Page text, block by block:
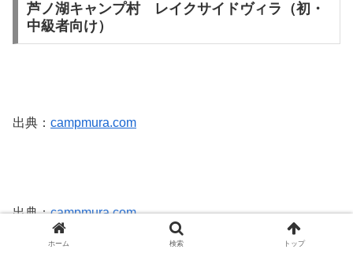
芦ノ湖キャンプ村 レイクサイドヴィラ（初・
中級者向け）
出典： campmura.com
出典：campmura.com
ホーム 検索 トップ